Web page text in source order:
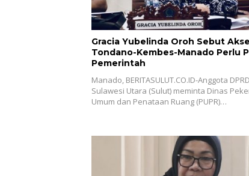
Gracia Yubelinda Oroh Sebut
Tondano-Kembes-Manado Perlu
Pemerintah
Manado, BERITASULUT.CO.ID-Anggota
Sulawesi Utara (Sulut) meminta Dinas
Umum dan Penataan Ruang (PUPR)…